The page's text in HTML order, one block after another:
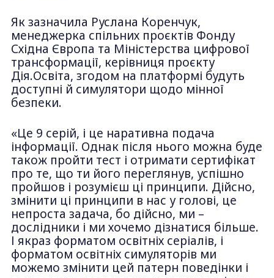
Як зазначила Руслана Коренчук,
менеджерка спільних проєктів Фонду
Східна Європа та Міністерства цифрової
трансформації, керівниця проєкту
Дія.Освіта, згодом на платформі будуть
доступні й симулятори щодо мінної
безпеки.
«Це 9 серій, і це наративна подача
інформації. Однак після нього можна буде
також пройти тест і отримати сертифікат
про те, що ти його переглянув, успішно
пройшов і розумієш ці принципи. Дійсно,
змінити ці принципи в нас у голові, це
непроста задача, бо дійсно, ми –
дослідники і ми хочемо дізнатися більше.
І якраз форматом освітніх серіалів, і
форматом освітніх симуляторів ми
можемо змінити цей патерн поведінки і